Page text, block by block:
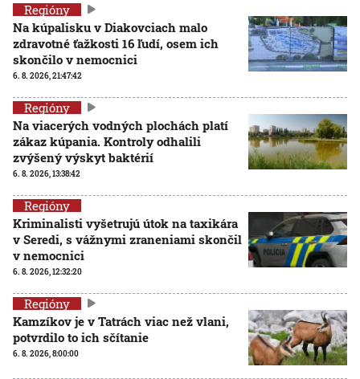
Regióny
Na kúpalisku v Diakovciach malo
zdravotné ťažkosti 16 ľudí, osem ich
skončilo v nemocnici
6. 8. 2026, 21:47:42
Regióny
Na viacerých vodných plochách platí
zákaz kúpania. Kontroly odhalili
zvýšený výskyt baktérií
6. 8. 2026, 13:38:42
Regióny
Kriminalisti vyšetrujú útok na taxikára
v Seredi, s vážnymi zraneniami skončil
v nemocnici
6. 8. 2026, 12:32:20
Regióny
Kamzíkov je v Tatrách viac než vlani,
potvrdilo to ich sčítanie
6. 8. 2026, 8:00:00